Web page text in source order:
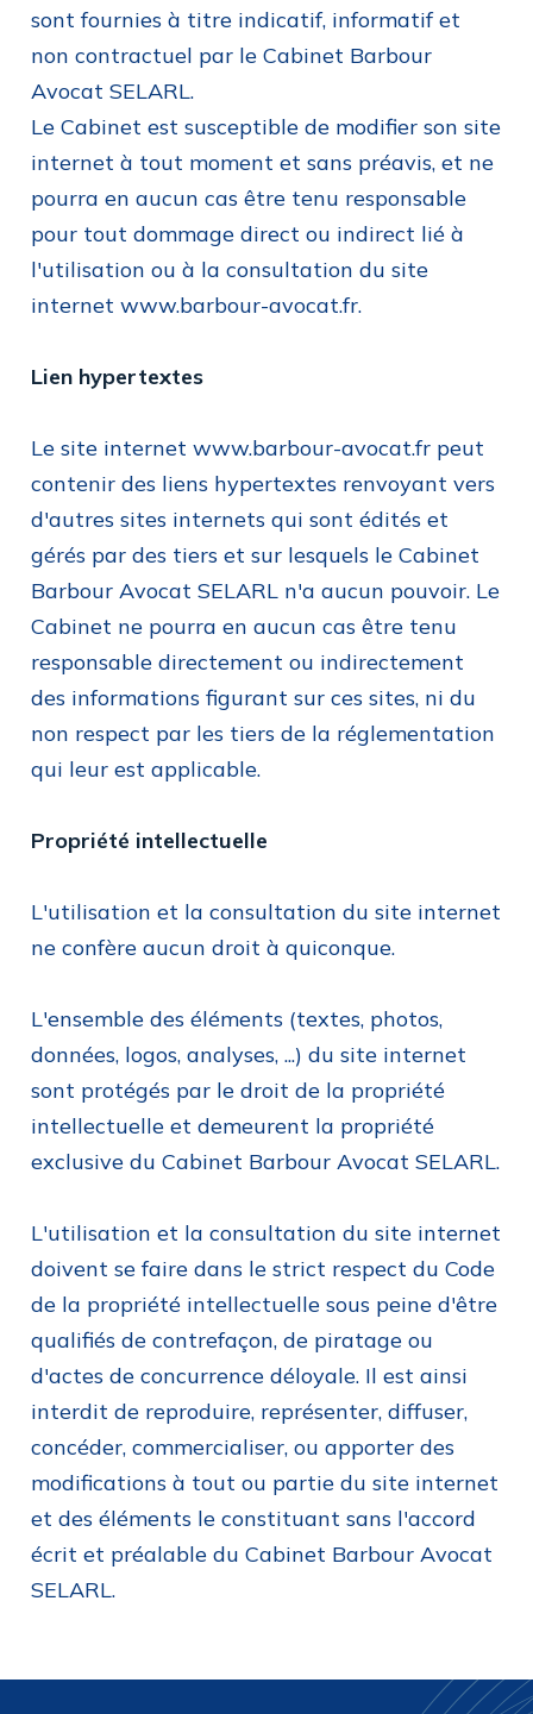
sont fournies à titre indicatif, informatif et
non contractuel par le Cabinet Barbour
Avocat SELARL.
Le Cabinet est susceptible de modifier son site
internet à tout moment et sans préavis, et ne
pourra en aucun cas être tenu responsable
pour tout dommage direct ou indirect lié à
l'utilisation ou à la consultation du site
internet www.barbour-avocat.fr.
Lien hypertextes
Le site internet www.barbour-avocat.fr peut
contenir des liens hypertextes renvoyant vers
d'autres sites internets qui sont édités et
gérés par des tiers et sur lesquels le Cabinet
Barbour Avocat SELARL n'a aucun pouvoir. Le
Cabinet ne pourra en aucun cas être tenu
responsable directement ou indirectement
des informations figurant sur ces sites, ni du
non respect par les tiers de la réglementation
qui leur est applicable.
Propriété intellectuelle
L'utilisation et la consultation du site internet
ne confère aucun droit à quiconque.
L'ensemble des éléments (textes, photos,
données, logos, analyses, ...) du site internet
sont protégés par le droit de la propriété
intellectuelle et demeurent la propriété
exclusive du Cabinet Barbour Avocat SELARL.
L'utilisation et la consultation du site internet
doivent se faire dans le strict respect du Code
de la propriété intellectuelle sous peine d'être
qualifiés de contrefaçon, de piratage ou
d'actes de concurrence déloyale. Il est ainsi
interdit de reproduire, représenter, diffuser,
concéder, commercialiser, ou apporter des
modifications à tout ou partie du site internet
et des éléments le constituant sans l'accord
écrit et préalable du Cabinet Barbour Avocat
SELARL.